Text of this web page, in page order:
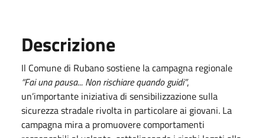
Descrizione
Il Comune di Rubano sostiene la campagna regionale
“Fai una pausa... Non rischiare quando guidi”,
un’importante iniziativa di sensibilizzazione sulla
sicurezza stradale rivolta in particolare ai giovani. La
campagna mira a promuovere comportamenti